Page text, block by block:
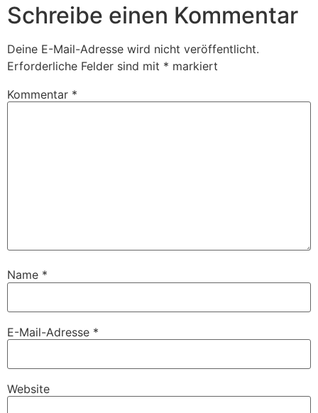
Schreibe einen Kommentar
Deine E-Mail-Adresse wird nicht veröffentlicht.
Erforderliche Felder sind mit * markiert
Kommentar *
Name *
E-Mail-Adresse *
Website